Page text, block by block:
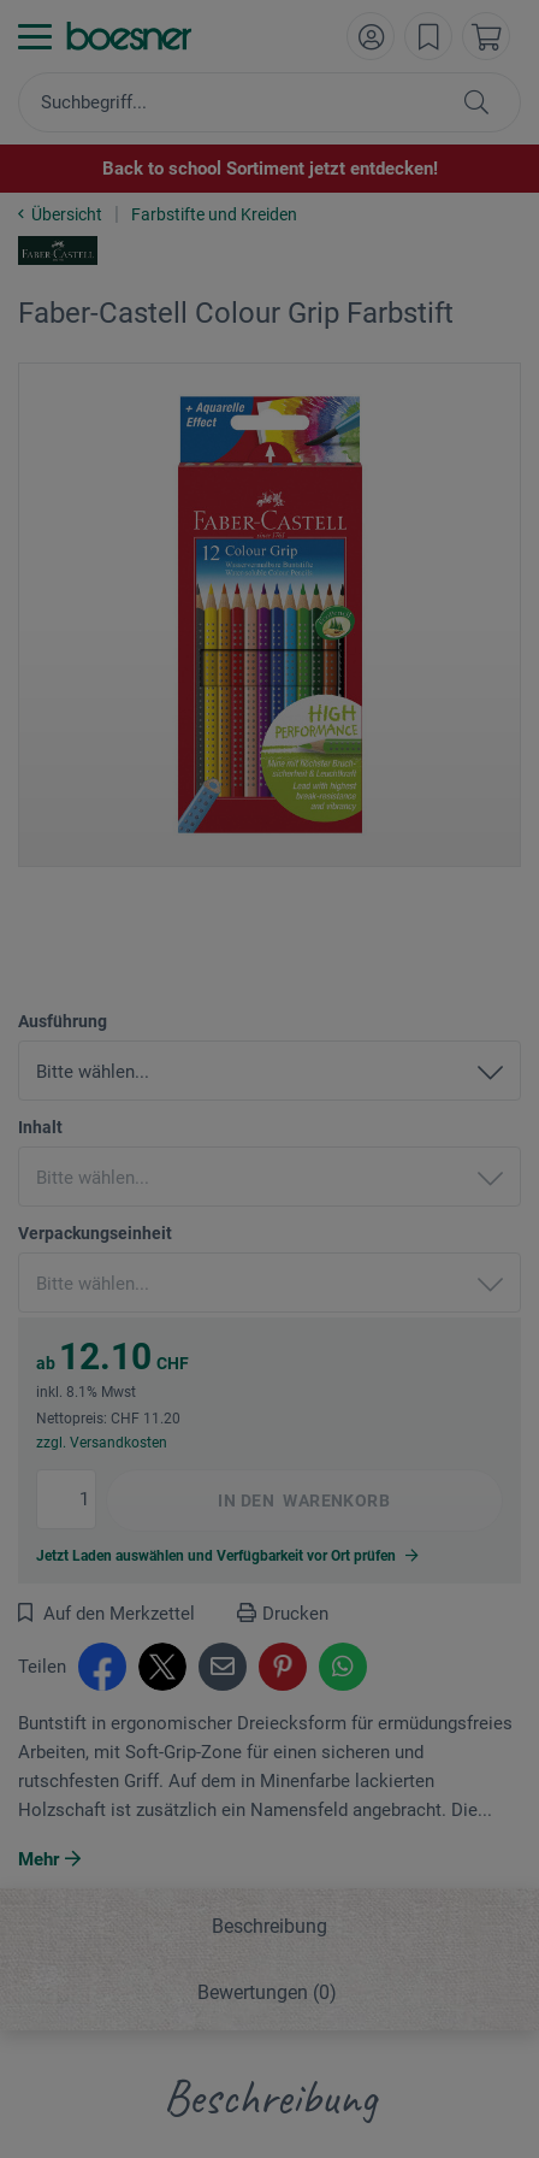
Back to school Sortiment jetzt entdecken!
Übersicht Farbstifte und Kreiden
Faber-Castell Colour Grip Farbstift
Ausführung
Inhalt
Verpackungseinheit
ab 12.10 CHF
inkl. 8.1% Mwst
Nettopreis: CHF 11.20
zzgl. Versandkosten
IN DEN WARENKORB
Jetzt Laden auswählen und Verfügbarkeit vor Ort prüfen
Auf den Merkzettel Drucken
Teilen
Buntstift in ergonomischer Dreiecksform für ermüdungsfreies
Arbeiten, mit Soft-Grip-Zone für einen sicheren und
rutschfesten Griff. Auf dem in Minenfarbe lackierten
Holzschaft ist zusätzlich ein Namensfeld angebracht. Die...
Mehr
Beschreibung
Bewertungen (0)
Beschreibung